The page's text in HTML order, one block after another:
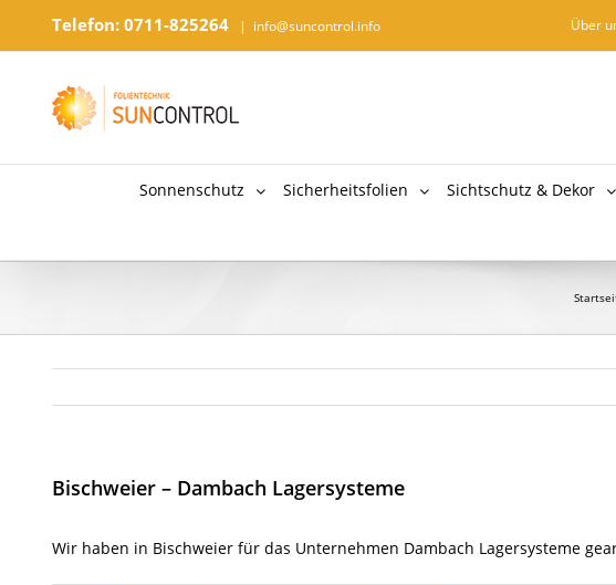
Telefon: 0711-825264 | info@suncontrol.info Über
Sonnenschutz Sicherheitsfolien Sichtschutz & Dekor
Bischweier – Dambach Lagersysteme
Wir haben in Bischweier für das Unternehmen Dambach Lagersysteme